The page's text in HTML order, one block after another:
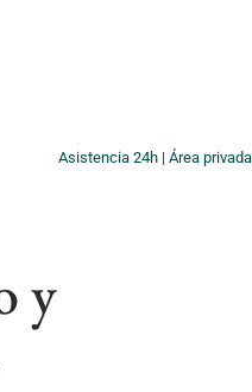
Asistencia 24h | Área privada
y